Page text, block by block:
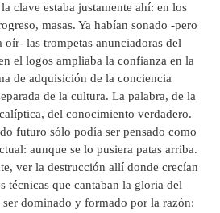
clave estaba justamente ahí: en los
masas. Ya habían sonado -pero
oír- las trompetas anunciadoras del
el logos ampliaba la confianza en la
de adquisición de la conciencia
de la cultura. La palabra, de la
del conocimiento verdadero.
futuro sólo podía ser pensado como
aunque se lo pusiera patas arriba.
ver la destrucción allí donde crecían
técnicas que cantaban la gloria del
dominado y formado por la razón: